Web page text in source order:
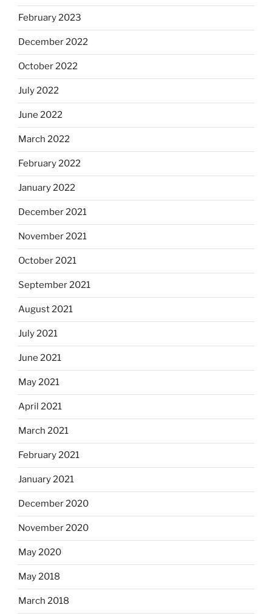
February 2023
December 2022
October 2022
July 2022
June 2022
March 2022
February 2022
January 2022
December 2021
November 2021
October 2021
September 2021
August 2021
July 2021
June 2021
May 2021
April 2021
March 2021
February 2021
January 2021
December 2020
November 2020
May 2020
May 2018
March 2018